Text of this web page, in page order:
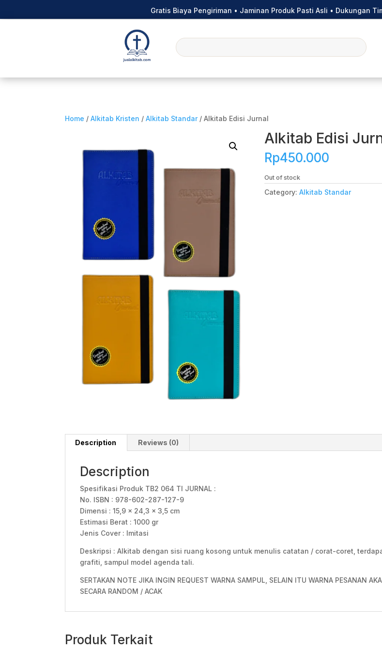
Gratis Biaya Pengiriman • Jaminan Produk Pasti Asli • Dukungan
Home /Alkitab Kristen /Alkitab Standar/ Alkitab Edisi Jurnal
Alkitab Edisi
Rp450.000
Out of stock
Category:Alkitab Standar
Description Reviews (0)
Description
Spesifikasi Produk TB2 064 TI JURNAL :
No. ISBN : 978-602-287-127-9
Dimensi : 15,9 x 24,3 x 3,5 cm
Estimasi Berat : 1000 gr
Jenis Cover : Imitasi
Deskripsi : Alkitab dengan sisi ruang kosong untuk menulis catatan / corat-coret,
grafiti, sampul model agenda tali.
SERTAKAN NOTE JIKA INGIN REQUEST WARNA SAMPUL, SELAIN ITU WARNA PESANAN
SECARA RANDOM / ACAK
Produk Terkait